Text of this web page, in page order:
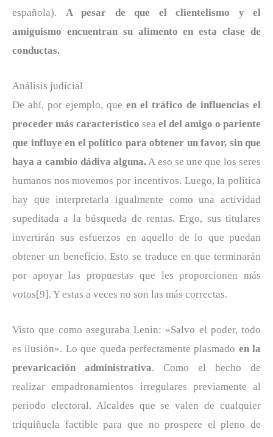
española). A pesar de que el clientelismo y el
amiguismo encuentran su alimento en esta clase de
conductas.
Análisis judicial
De ahí, por ejemplo, que en el tráfico de influencias el
proceder más característico sea el del amigo o pariente
que influye en el político para obtener un favor, sin que
haya a cambio dádiva alguna.A eso se une que los seres
humanos nos movemos por incentivos. Luego, la política
hay que interpretarla igualmente como una actividad
supeditada a la búsqueda de rentas. Ergo, sus titulares
invertirán sus esfuerzos en aquello de lo que puedan
obtener un beneficio. Esto se traduce en que terminarán
por apoyar las propuestas que les proporcionen más
votos[9]. Y estas a veces no son las más correctas.
Visto que como aseguraba Lenin: «Salvo el poder, todo
es ilusión». Lo que queda perfectamente plasmado en la
prevaricación administrativa. Como el hecho de
realizar empadronamientos irregulares previamente al
periodo electoral. Alcaldes que se valen de cualquier
triquiñuela factible para que no prospere el pleno de